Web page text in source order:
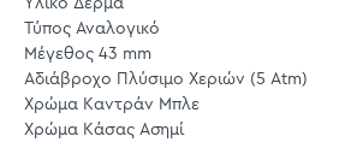
Τύπος Αναλογικό
Μέγεθος 43 mm
Αδιάβροχο Πλύσιμο Χεριών (5 Atm)
Χρώμα Καντράν Μπλε
Χρώμα Κάσας Ασημί